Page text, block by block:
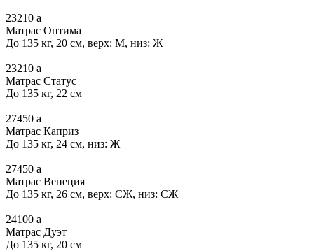
23210 a
Матрас Оптима
До 135 кг, 20 см, верх: М, низ: Ж
23210 a
Матрас Статус
До 135 кг, 22 см
27450 a
Матрас Каприз
До 135 кг, 24 см, низ: Ж
27450 a
Матрас Венеция
До 135 кг, 26 см, верх: СЖ, низ: СЖ
24100 a
Матрас Дуэт
До 135 кг, 20 см